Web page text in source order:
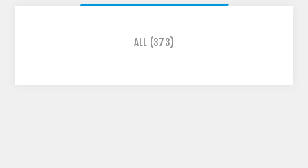
ALL (373)